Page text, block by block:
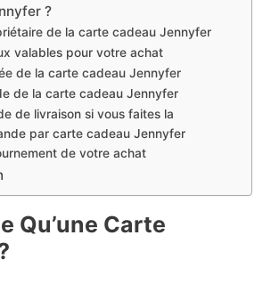
?
de la carte cadeau Jennyfer
valables pour votre achat
de la carte cadeau Jennyfer
de la carte cadeau Jennyfer
de livraison si vous faites la
par carte cadeau Jennyfer
de votre achat
Qu’une Carte